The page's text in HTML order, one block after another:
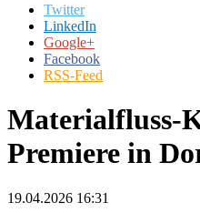
Twitter
LinkedIn
Google+
Facebook
RSS-Feed
Materialfluss-
Premiere in
19.04.2026 16:31